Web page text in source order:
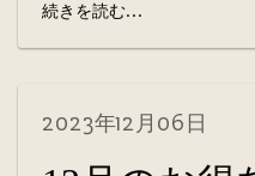
続きを読む...
2023年12月06日